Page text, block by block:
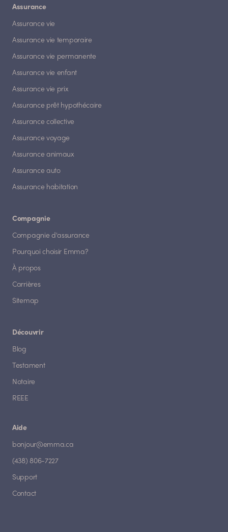
Assurance
Assurance vie
Assurance vie temporaire
Assurance vie permanente
Assurance vie enfant
Assurance vie prix
Assurance prêt hypothécaire
Assurance collective
Assurance voyage
Assurance animaux
Assurance auto
Assurance habitation
Compagnie
Compagnie d'assurance
Pourquoi choisir Emma?
À propos
Carrières
Sitemap
Découvrir
Blog
Testament
Notaire
REEE
Aide
bonjour@emma.ca
(438) 806-7227
Support
Contact